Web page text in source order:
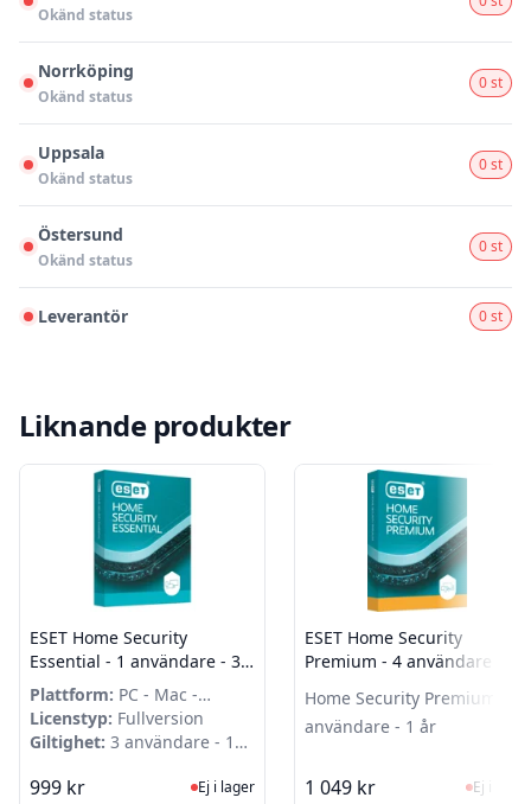
Okänd status
Norrköping
Okänd status
0 st
Uppsala
Okänd status
0 st
Östersund
Okänd status
0 st
Leverantör 0 st
Liknande produkter
ESET Home Security
Essential - 1 användare - 3
år - Attach
Plattform: PC - Mac -
Android
Licenstyp: Fullversion
Giltighet: 3 användare - 1
999 kr Ej i lager, besök produktsidan för
Ej i lager
ESET Home Security
Premium - 4 användare - 1
Home Security Premium - 4
användare - 1 år
1 049 kr Ej i
Ej i lager